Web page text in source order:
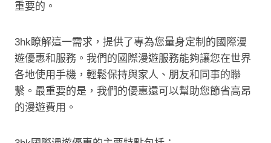
重要的。
3hk瞭解這一需求，提供了專為您量身定制的國際漫
遊優惠和服務。我們的國際漫遊服務能夠讓您在世界
各地使用手機，輕鬆保持與家人、朋友和同事的聯
繫。最重要的是，我們的優惠還可以幫助您節省高昂
的漫遊費用。